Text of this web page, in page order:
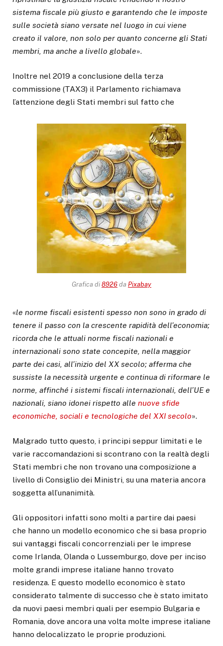
sistema fiscale più giusto e garantendo che le imposte
sulle società siano versate nel luogo in cui viene
creato il valore, non solo per quanto concerne gli Stati
membri, ma anche a livello globale».
Inoltre nel 2019 a conclusione della terza
commissione (TAX3) il Parlamento richiamava
l’attenzione degli Stati membri sul fatto che
Grafica di 8926 da Pixabay
«le norme fiscali esistenti spesso non sono in grado di
tenere il passo con la crescente rapidità dell’economia;
ricorda che le attuali norme fiscali nazionali e
internazionali sono state concepite, nella maggior
parte dei casi, all’inizio del XX secolo; afferma che
sussiste la necessità urgente e continua di riformare le
norme, affinché i sistemi fiscali internazionali, dell’UE e
nazionali, siano idonei rispetto alle nuove sfide
economiche, sociali e tecnologiche del XXI secolo».
Malgrado tutto questo, i principi seppur limitati e le
varie raccomandazioni si scontrano con la realtà degli
Stati membri che non trovano una composizione a
livello di Consiglio dei Ministri, su una materia ancora
soggetta all’unanimità.
Gli oppositori infatti sono molti a partire dai paesi
che hanno un modello economico che si basa proprio
sui vantaggi fiscali concorrenziali per le imprese
come Irlanda, Olanda o Lussemburgo, dove per inciso
molte grandi imprese italiane hanno trovato
residenza. E questo modello economico è stato
considerato talmente di successo che è stato imitato
da nuovi paesi membri quali per esempio Bulgaria e
Romania, dove ancora una volta molte imprese italiane
hanno delocalizzato le proprie produzioni.